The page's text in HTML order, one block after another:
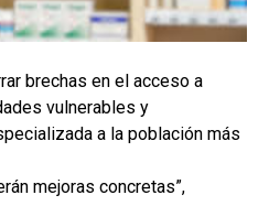
brechas en el acceso a
vulnerables y
a la población más
mejoras concretas”,